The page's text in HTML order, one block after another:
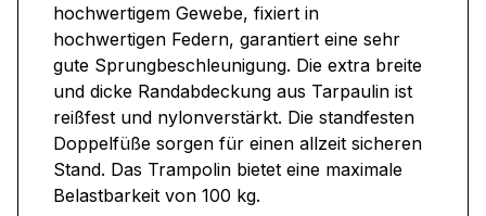
hochwertigem Gewebe, fixiert in
hochwertigen Federn, garantiert eine sehr
gute Sprungbeschleunigung. Die extra breite
und dicke Randabdeckung aus Tarpaulin ist
reißfest und nylonverstärkt. Die standfesten
Doppelfüße sorgen für einen allzeit sicheren
Stand. Das Trampolin bietet eine maximale
Belastbarkeit von 100 kg.